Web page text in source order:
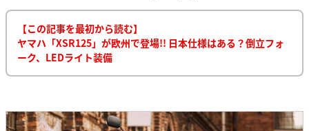
【この記事を最初から読む】
ヤマハ「XSR125」が欧州で登場!! 日本仕様はある？倒立フォ
ーク、LEDライト装備